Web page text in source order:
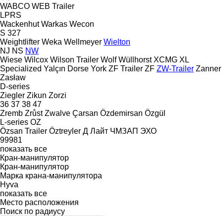
WABCO WEB Trailer
LPRS
Wackenhut Warkas Wecon
S 327
Weightlifter Weka Wellmeyer Wielton
NJ NS NW
Wiese Wilcox Wilson Trailer Wolf Wüllhorst XCMG XL
Specialized Yalçın Dorse York ZF Trailer ZF ZW-Trailer Zanner
Zasław
D-series
Ziegler Zikun Zorzi
36 37 38 47
Zremb Zrůst Zwalve Çarsan Özdemirsan Özgül
L-series OZ
Özsan Trailer Öztreyler Д Лайт ЧМЗАП ЭХО
99981
показать все
Кран-манипулятор
Кран-манипулятор
Марка крана-манипулятора
Hyva
показать все
Место расположения
Поиск по радиусу